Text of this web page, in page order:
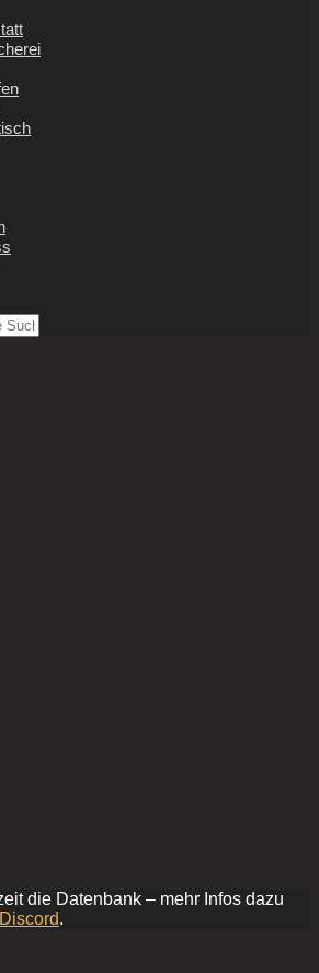
die Datenbank – mehr Infos dazu
Discord.